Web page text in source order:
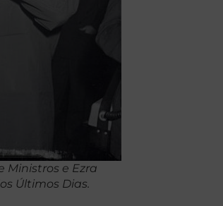
Ministros e Ezra
Últimos Dias.